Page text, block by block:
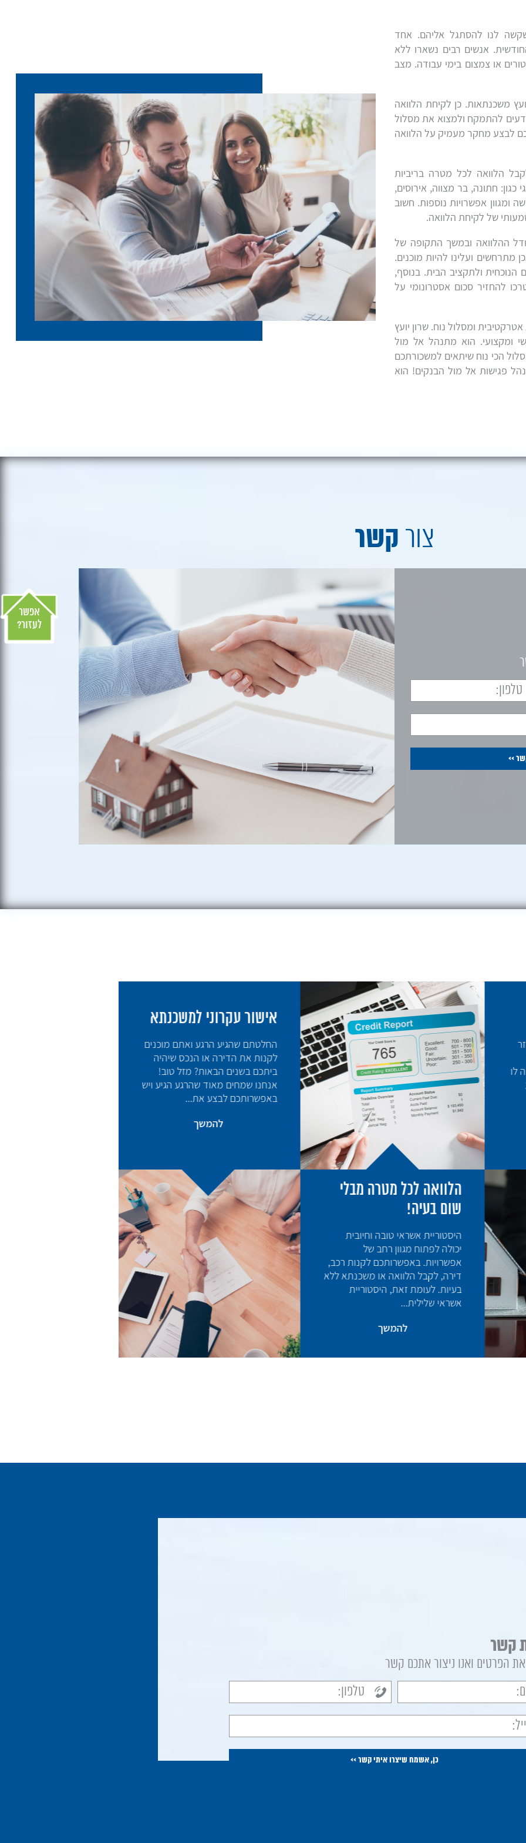
אפשר
לעזור?
לנו להסתגל אליהם. אחד
אנשים רבים נשארו ללא
או צמצום בימי עבודה. מצב
משכנתאות. כן לקיחת הלוואה
להתמקח ולמצוא את מסלול
לבצע מחקר מעמיק על הלוואה
הלוואה לכל מטרה בריביות
חתונה, בר מצווה, אירוסים,
ומגוון אפשרויות נוספות. חשוב
של לקיחת הלוואה.
ההלוואה ובמשך התקופה של
מתרחשים ועלינו להיות מוכנים.
ולתקציב הבית. בנוסף,
להחזיר סכום אסטרונומי על
ומסלול נוח. שרון יועץ
ומקצועי. הוא מתנהל אל מול
הכי נוח שיתאים למשכורתכם
פגישות אל מול הבנקים! הוא
צור קשר
לכל מטרה מבלי
אשראי טובה וחיובית
לפתוח מגוון רחב של
באפשרותכם לקנות רכב,
לקבל הלוואה או משכנתא ללא
לעומת זאת, היסטוריית
שלילית...
להמשך
אישור עקרוני למשכנתא
החלטתם שהגיע הרגע ואתם מוכנים
לקנות את הדירה או הנכס שיהיה
ביתכם בשנים הבאות? מזל טוב!
אנחנו שמחים מאוד שהרגע הגיע ויש
באפשרותכם לבצע את...
הלוואה לכל מטרה מבלי
שום בעיה!
רבים אינם יודעים שהם זכאים
למשכנתא ממשרד הבינוי והשיכון.
החלום של רבים מאיתנו הוא להגיע
אל המקום שאפשר לקרוא לו בית.
לדאבוננו המציאות של היום...
להמשך
קשר
הפרטים ואנו ניצור אתכם קשר